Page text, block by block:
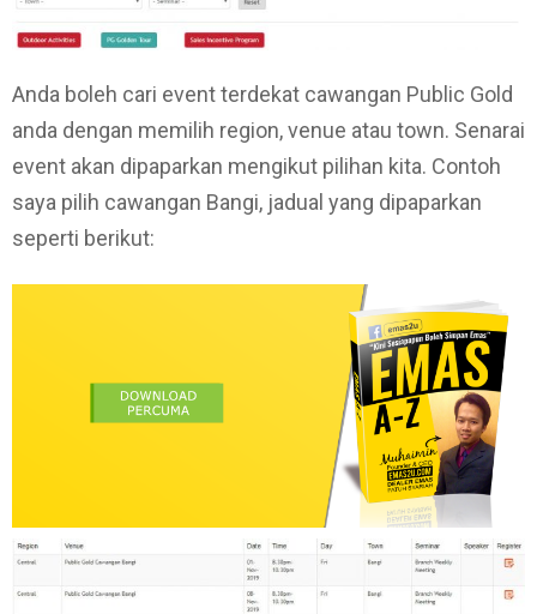
Anda boleh cari event terdekat cawangan Public Gold
anda dengan memilih region, venue atau town. Senarai
event akan dipaparkan mengikut pilihan kita. Contoh
saya pilih cawangan Bangi, jadual yang dipaparkan
seperti berikut: